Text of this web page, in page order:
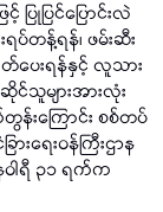
ြုပြင်ပြောင်းလဲ
ရပ်တန့်ရန်၊ ဖမ်းဆီး
ပေးရန်နှင့် လူသား
သူများအားလုံး
န်းကြောင်း စစ်တပ်
းရေးဝန်ကြီးဌာန
ဝါရီ ၃၁ ရက်က